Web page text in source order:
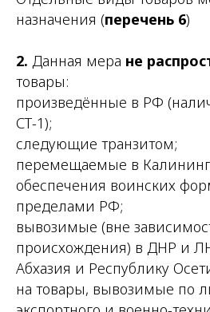
назначения (перечень 6)
2. Данная мера не
товары:
произведённые в РФ
СТ-1);
следующие транзитом;
перемещаемые в
обеспечения воинских
пределами РФ;
вывозимые (вне
происхождения) в ДНР и
Абхазия и Республику
на товары, вывозимые по